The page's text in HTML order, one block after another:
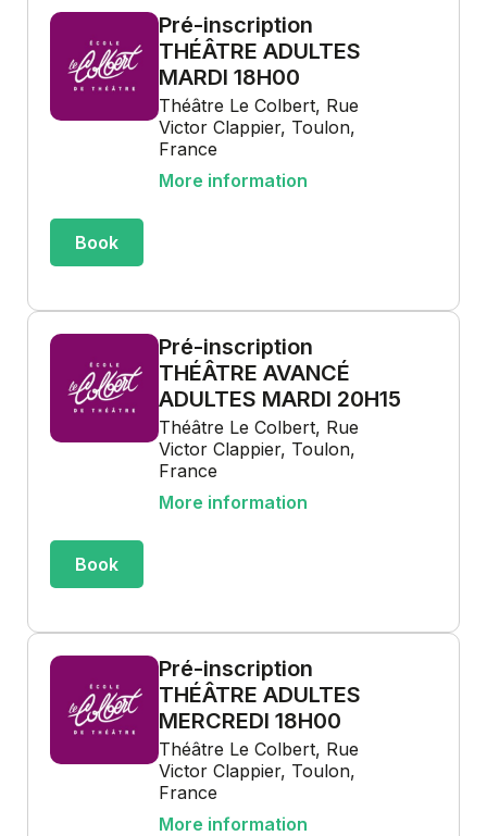
Pré-inscription
THÉÂTRE ADULTES
MARDI 18H00
Théâtre Le Colbert, Rue
Victor Clappier, Toulon,
France
More information
Book
Pré-inscription
THÉÂTRE AVANCÉ
ADULTES MARDI 20H15
Théâtre Le Colbert, Rue
Victor Clappier, Toulon,
France
More information
Book
Pré-inscription
THÉÂTRE ADULTES
MERCREDI 18H00
Théâtre Le Colbert, Rue
Victor Clappier, Toulon,
France
More information